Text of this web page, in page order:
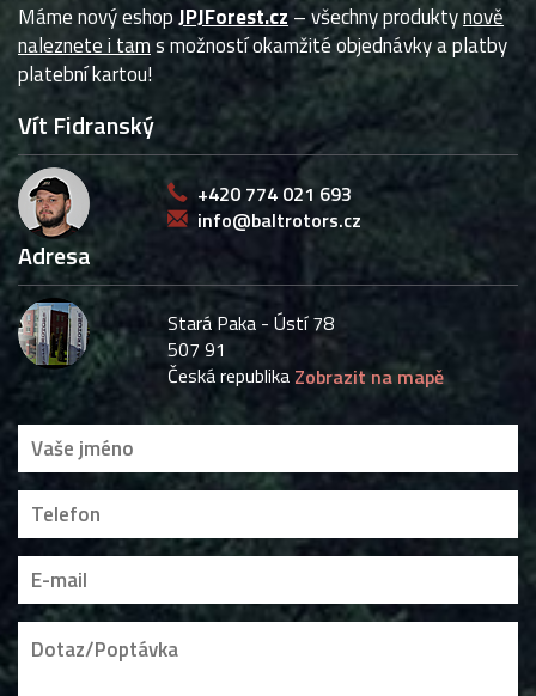
Máme nový eshopJPJForest.cz – všechny produktynově
naleznete i tams možností okamžité objednávky a platby
platební kartou!
Vít Fidranský
+420 774 021 693
info@baltrotors.cz
Adresa
Stará Paka - Ústí 78
507 91
Česká republika Zobrazit na mapě